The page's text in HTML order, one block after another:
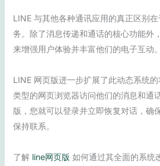
LINE 与其他各种通讯应用的真正区别
务。除了消息传递和通话的核心功能外
来增强用户体验并丰富他们的电子互动。
LINE 网页版进一步扩展了此动态系统
类型的网页浏览器访问他们的消息和通
版，您就可以登录并立即恢复对话，确
保持联系。
了解 line网页版 如何通过其全面的系统